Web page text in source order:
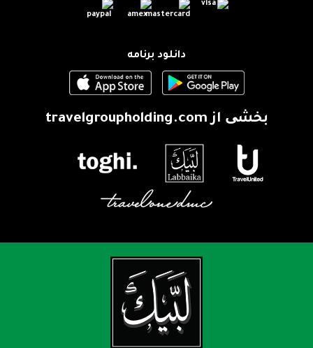
دانلود برنامه
بخشی ازtravelgroupholding.com